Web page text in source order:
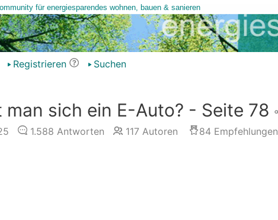
Registrieren
Suchen
man sich ein E-Auto? - Seite 78
1.588 Antworten 117Autoren 84Empfehlungen